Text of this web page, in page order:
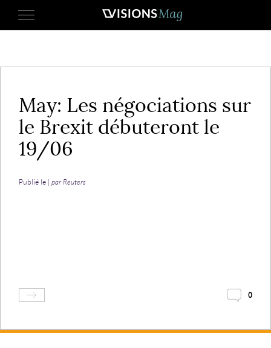
May: Les négociations sur
le Brexit débuteront le
19/06
Publié le | par Reuters
0